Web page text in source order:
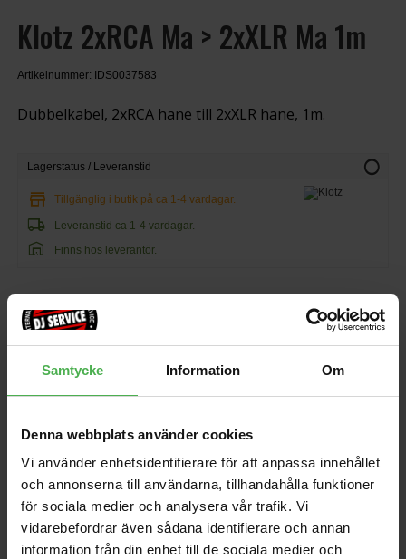
Samtycke Information Om
Denna webbplats använder cookies
Vi använder enhetsidentifierare för att anpassa innehållet
och annonserna till användarna, tillhandahålla funktioner
för sociala medier och analysera vår trafik. Vi
vidarebefordrar även sådana identifierare och annan
information från din enhet till de sociala medier och
Klotz 2xRCA Ma > 2xXLR Ma 1m
Artikelnummer: IDS0037583
Dubbelkabel, 2xRCA hane till 2xXLR hane, 1m.
Lagerstatus / Leveranstid info
store Tillgänglig i butik på ca 1-4 vardagar.
local_shipping Leveranstid ca 1-4 vardagar.
warehouse Finns hos leverantör.
405 kr/st
shopping_cartKÖP
EAN: 4250046822678
Andra som handlade Klotz 2xRCA Ma > 2xXLR Ma 1m köpte även
Solid Blaze Vinyl Bag
1699 kr
Inner Sleeves 50-pack